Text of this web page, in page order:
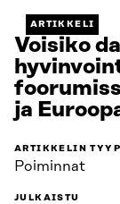
ARTIKKELI
Voisiko
ja
ARTIKKELIN
Poiminnat
JULKAISTU